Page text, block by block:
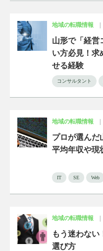
地域の転職情報
山形で「経営
い方必見！求
せる経験
コンサルタント
地域の転職情報
プロが選んだ
平均年収や現
IT SE Web
地域の転職情報
もう迷わない
選び方